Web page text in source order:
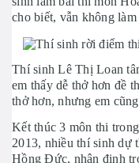
cho biết, vẫn không
Thí sinh Lê Thị Loan
em thấy dễ thở hơn đề
thở hơn, nhưng em
Kết thúc 3 môn thi
2013, nhiều thí sinh dự
Hồng Đức, nhận định